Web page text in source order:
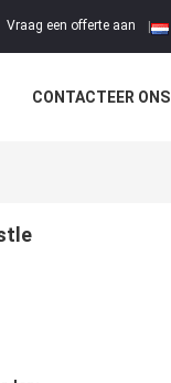
Vraag een offerte aan
CONTACTEER ONS